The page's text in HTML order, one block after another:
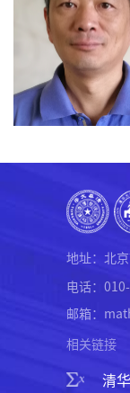
地址：北
电话：
邮箱：
相关链接
清